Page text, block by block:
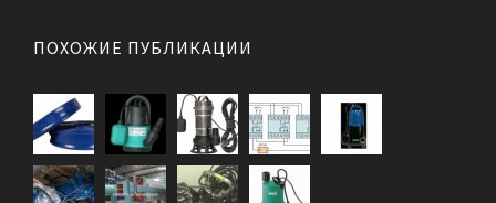
ПОХОЖИЕ ПУБЛИКАЦИИ